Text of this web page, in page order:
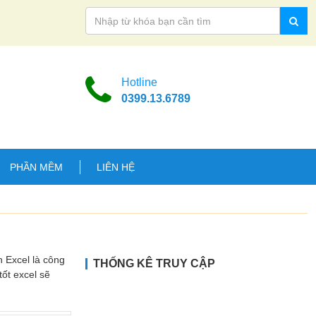
Hotline
0399.13.6789
PHẦN MỀM LIÊN HỆ
Excel là công
excel sẽ
THỐNG KÊ TRUY CẬP